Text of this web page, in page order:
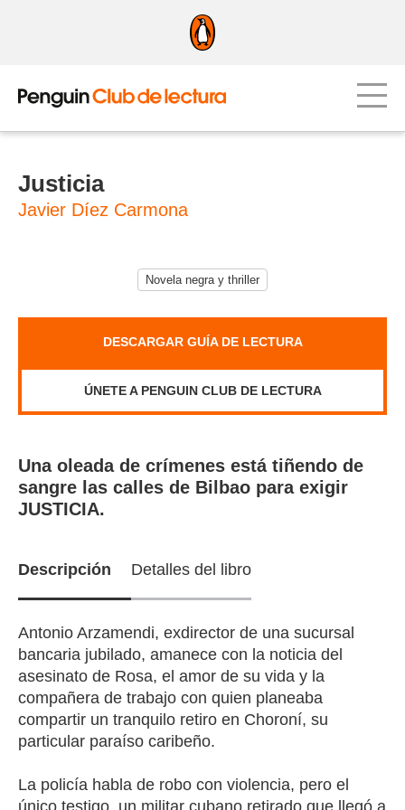
Novela negra y thriller
Justicia
Javier Díez Carmona
DESCARGAR GUÍA DE LECTURA
ÚNETE A PENGUIN CLUB DE LECTURA
Una oleada de crímenes está tiñendo de
sangre las calles de Bilbao para exigir
JUSTICIA.
Descripción Detalles del libro
Antonio Arzamendi, exdirector de una sucursal
bancaria jubilado, amanece con la noticia del
asesinato de Rosa, el amor de su vida y la
compañera de trabajo con quien planeaba
compartir un tranquilo retiro en Choroní, su
particular paraíso caribeño.
La policía habla de robo con violencia, pero el
único testigo, un militar cubano retirado que llegó a